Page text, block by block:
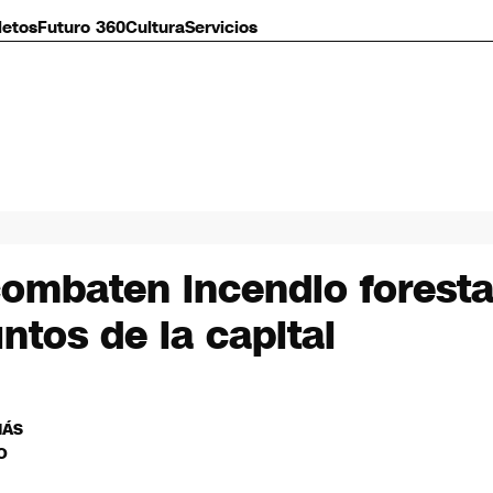
Futuro 360CulturaServicios
incendio
de la capital